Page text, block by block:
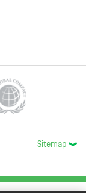
Sitemap